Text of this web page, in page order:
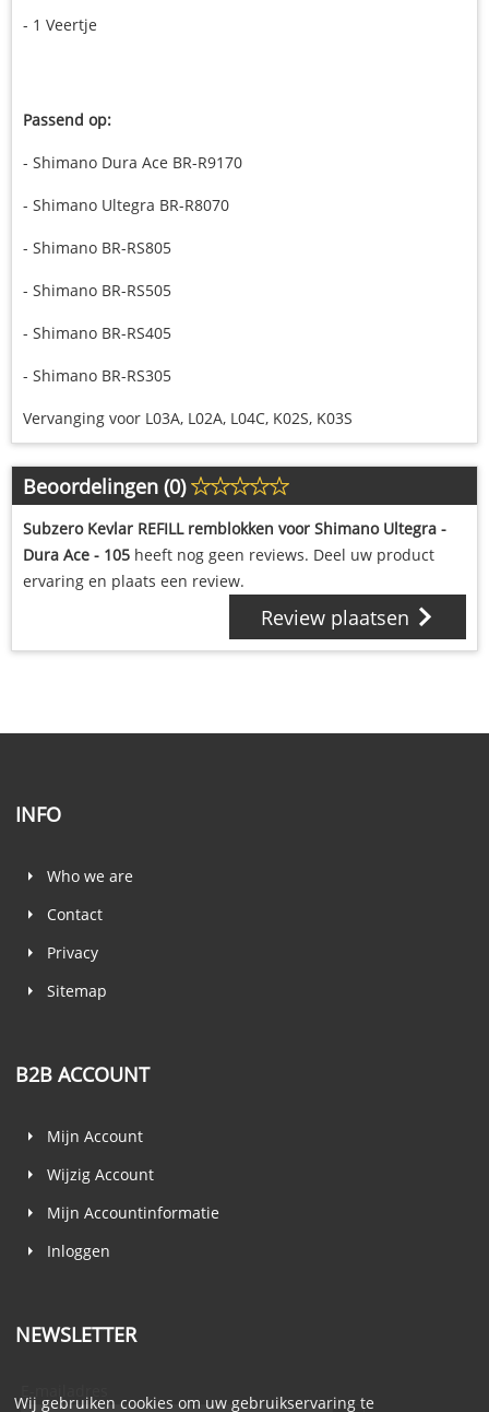
- 1 Veertje
Passend op:
- Shimano Dura Ace BR-R9170
- Shimano Ultegra BR-R8070
- Shimano BR-RS805
- Shimano BR-RS505
- Shimano BR-RS405
- Shimano BR-RS305
Vervanging voor L03A, L02A, L04C, K02S, K03S
Beoordelingen (0)
Subzero Kevlar REFILL remblokken voor Shimano Ultegra -
Dura Ace - 105 heeft nog geen reviews. Deel uw product
ervaring en plaats een review.
Review plaatsen
INFO
Who we are
Contact
Privacy
Sitemap
B2B ACCOUNT
Mijn Account
Wijzig Account
Mijn Accountinformatie
Inloggen
NEWSLETTER
Wij gebruiken cookies om uw gebruikservaring te